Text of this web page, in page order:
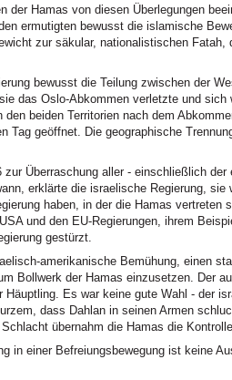
der Hamas von diesen Überlegungen
ermutigten bewusst die islamische
zur säkular, nationalistischen Fatah,
bewusst die Teilung zwischen der
das Oslo-Abkommen verletzte und sich
beiden Territorien nach dem
Tag geöffnet. Die geographische
Überraschung aller - einschließlich der
erklärte die israelische Regierung, sie
haben, in der die Hamas vertreten
und den EU-Regierungen, ihrem
gestürzt.
amerikanische Bemühung, einen
Bollwerk der Hamas einzusetzen. Der
Häuptling. Es war keine gute Wahl - der
dass Dahlan in seinen Armen
übernahm die Hamas die
in einer Befreiungsbewegung ist keine